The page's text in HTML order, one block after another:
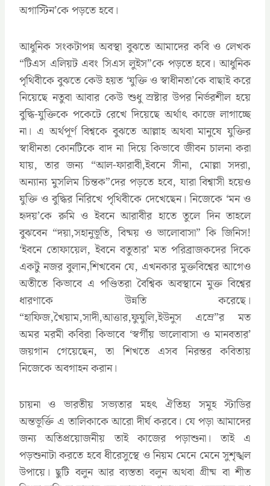
অগাস্টিন’কে পড়তে হবে।
আধুনিক সংকটাপন্ন অবস্থা বুঝতে আমাদের কবি ও লেখক
“টিএস এলিয়ট এবং সিএস লুইস”কে পড়তে হবে। আধুনিক
পৃথিবীকে বুঝতে কেউ হয়ত ‘যুক্তি ও স্বাধীনতা’কে বাছাই করে
নিয়েছে নতুবা আবার কেউ শুধু স্রষ্টার উপর নির্ভরশীল হয়ে
বুদ্ধি-যুক্তিকে পকেটে রেখে দিয়েছে অর্থাৎ কাজে লাগাচ্ছে
না। এ অর্থপূর্ণ বিশ্বকে বুঝতে আল্লাহ অথবা মানুষে যুক্তির
স্বাধীনতা কোনটিকে বাদ না দিয়ে কিভাবে জীবন চালনা করা
যায়, তার জন্য “আল-ফারাবী,ইবনে সীনা, মোল্লা সদরা,
অন্যান্য মুসলিম চিন্তক”দের পড়তে হবে, যারা বিশ্বাসী হয়েও
যুক্তি ও বুদ্ধির নিরিখে পৃথিবীকে দেখেছেন। নিজেকে ‘মন ও
হৃদয়’কে রুমি ও ইবনে আরাবীর হাতে তুলে দিন তাহলে
বুঝবেন “দয়া,সহানুভূতি, বিষ্ময় ও ভালোবাসা” কি জিনিস!
‘ইবনে তোফায়েল, ইবনে বতুতার’ মত পরিব্রাজকদের দিকে
একটু নজর বুলান,শিখবেন যে, এখনকার মুক্তবিশ্বের আগেও
অতীতে কিভাবে এ পণ্ডিতরা বৈশ্বিক অবস্থানে মুক্ত বিশ্বের
ধারণাকে উন্নতি করেছে।
“হাফিজ,খৈয়াম,সাদী,আত্তার,ফুযুলি,ইউনুস এম্রে”র মত
অমর মরমী কবিরা কিভাবে ‘স্বর্গীয় ভালোবাসা ও মানবতার’
জয়গান গেয়েছেন, তা শিখতে এসব নিরন্তর কবিতায়
নিজেকে অবগাহন করান।
চায়না ও ভারতীয় সভ্যতার মহৎ ঐতিহ্য সমূহ স্টাডির
অন্তভূর্ক্তি এ তালিকাকে আরো দীর্ঘ করবে। যে পড়া আমাদের
জন্য অতিপ্রয়োজনীয় তাই কাজের পড়াশুনা। তাই এ
পড়শুনাটা করতে হবে ধীরেসুস্থে ও নিয়ম মেনে মেনে সুশৃঙ্খল
উপায়ে। ছুটি বলুন আর ব্যস্ততা বলুন অথবা গ্রীষ্ম বা শীত